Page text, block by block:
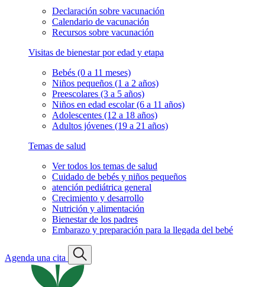
Declaración sobre vacunación
Calendario de vacunación
Recursos sobre vacunación
Visitas de bienestar por edad y etapa
Bebés (0 a 11 meses)
Niños pequeños (1 a 2 años)
Preescolares (3 a 5 años)
Niños en edad escolar (6 a 11 años)
Adolescentes (12 a 18 años)
Adultos jóvenes (19 a 21 años)
Temas de salud
Ver todos los temas de salud
Cuidado de bebés y niños pequeños
atención pediátrica general
Crecimiento y desarrollo
Nutrición y alimentación
Bienestar de los padres
Embarazo y preparación para la llegada del bebé
Agenda una cita